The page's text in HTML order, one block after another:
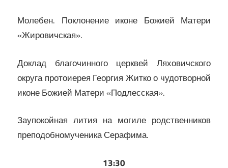
Молебен. Поклонение иконе Божией Матери
«Жировичская».
Доклад благочинного церквей Ляховичского
округа протоиерея Георгия Житко о чудотворной
иконе Божией Матери «Подлесская».
Заупокойная лития на могиле родственников
преподобномученика Серафима.
13:30